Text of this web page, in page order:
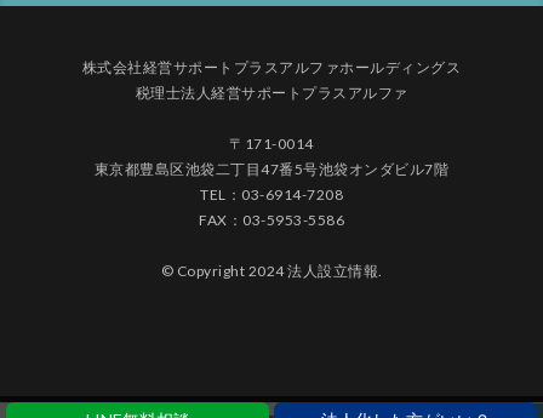
株式会社経営サポートプラスアルファホールディングス
税理士法人経営サポートプラスアルファ
〒171-0014
東京都豊島区池袋二丁目47番5号池袋オンダビル7階
TEL：03-6914-7208
FAX：03-5953-5586
© Copyright 2024 法人設立情報.